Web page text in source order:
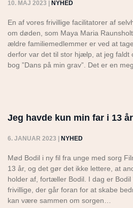
10. MAJ 2023 NYHED
En af vores frivillige facilitatorer af
om døden, som Maya Maria
ældre familiemedlemmer er ved at
derfor var det til stor hjælp, at jeg faldt
bog ”Dans på min grav”. Det er en
Jeg havde kun min far i 13 år
6. JANUAR 2023 NYHED
Mød Bodil i ny fil fra unge med sorg
13 år, og det gør det ikke lettere, at
holder af, fortæller Bodil. I dag er
frivillige, der går foran for at skabe
kan være sammen om sorgen…